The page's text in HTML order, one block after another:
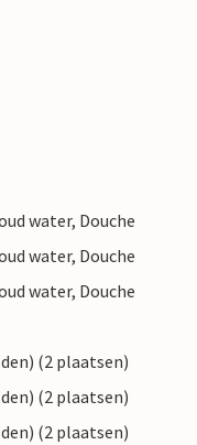
water, Douche
water, Douche
water, Douche
(2 plaatsen)
(2 plaatsen)
(2 plaatsen)